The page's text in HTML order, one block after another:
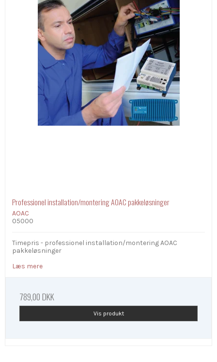
Professionel installation/montering AOAC pakkeløsninger
AOAC
05000
Timepris - professionel installation/montering AOAC
pakkeløsninger
Læs mere
789,00 DKK
Vis produkt